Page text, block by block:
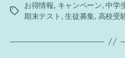
タ
お得情報, キャンペーン,中学
期末テスト ,生徒募集, 高校受